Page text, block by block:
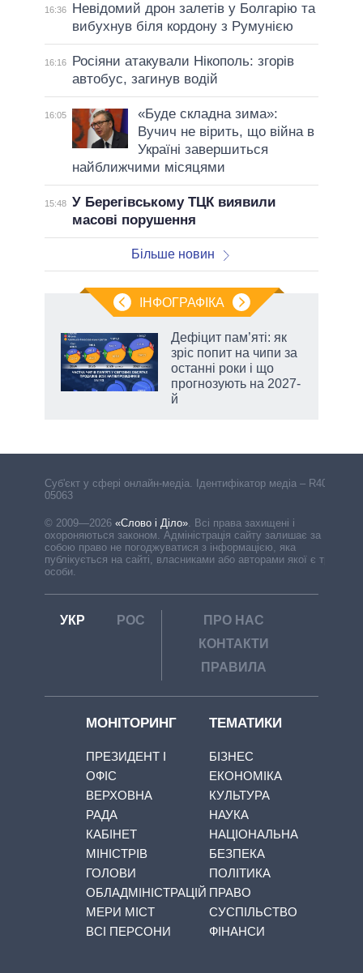
16:36
Невідомий дрон залетів у Болгарію та
вибухнув біля кордону з Румунією
16:16
Росіяни атакували Нікополь: згорів
автобус, загинув водій
16:05
«Буде складна зима»:
Вучич не вірить, що війна в
Україні завершиться
найближчими місяцями
15:48 У Берегівському ТЦК виявили
масові порушення
Більше новин
ІНФОГРАФІКА
Дефіцит пам’яті: як
зріс попит на чипи за
останні роки і що
прогнозують на 2027-
й
Cуб'єкт у сфері онлайн-медіа. Ідентифікатор медіа – R40-
05063
© 2009—2026 «Слово і Діло». Всі права захищені і
охороняються законом. Адміністрація сайту залишає за
собою право не погоджуватися з інформацією, яка
публікується на сайті, власниками або авторами якої є треті
особи.
УКР РОС
ПРО НАС
КОНТАКТИ
ПРАВИЛА
МОНІТОРИНГ
ПРЕЗИДЕНТ І
ОФІС
ВЕРХОВНА
РАДА
КАБІНЕТ
МІНІСТРІВ
ГОЛОВИ
ОБЛАДМІНІСТРАЦІЙ
МЕРИ МІСТ
ВСІ ПЕРСОНИ
ТЕМАТИКИ
БІЗНЕС
ЕКОНОМІКА
КУЛЬТУРА
НАУКА
НАЦІОНАЛЬНА
БЕЗПЕКА
ПОЛІТИКА
ПРАВО
СУСПІЛЬСТВО
ФІНАНСИ